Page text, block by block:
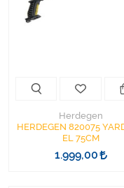
Kişisel Bakım ve Sağlık
Ortopedi Ürünleri
Herdegen
HERDEGEN 820075 YARDIMCI
EL 75CM
1.999,00